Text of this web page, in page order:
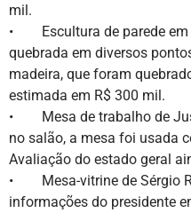
mil.
• Escultura de parede em
quebrada em diversos
madeira, que foram
estimada em R$ 300 mil.
• Mesa de trabalho de
no salão, a mesa foi usada
Avaliação do estado geral
• Mesa-vitrine de Sérgio
informações do presidente